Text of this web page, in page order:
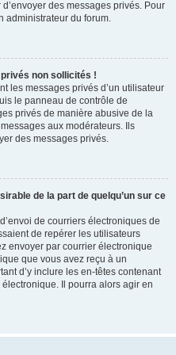
des messages privés. Pour
administrateur du forum.
non sollicités !
les messages privés d’un utilisateur
le panneau de contrôle de
privés de manière abusive de la
aux modérateurs. Ils
des messages privés.
de la part de quelqu’un sur ce
de courriers électroniques de
de repérer les utilisateurs
envoyer par courrier électronique
que vous avez reçu à un
d’y inclure les en-têtes contenant
Il pourra alors agir en